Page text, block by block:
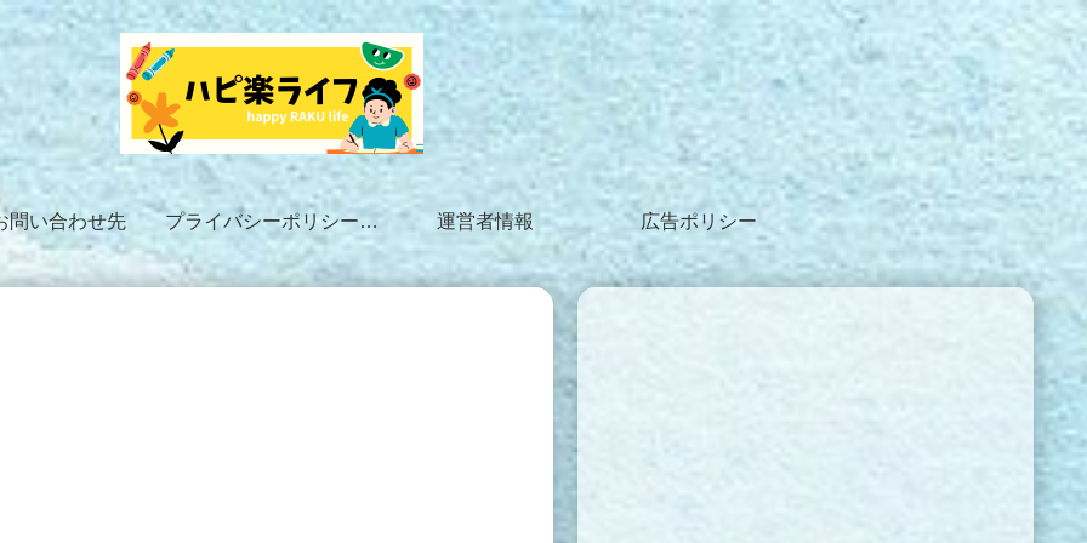
問い合わせ先 プライバシーポリシー・免責事項 運営者情報 広告ポリシー